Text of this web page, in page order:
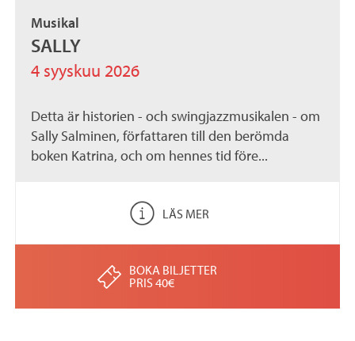
Musikal
SALLY
4 syyskuu 2026
Detta är historien - och swingjazzmusikalen - om
Sally Salminen, författaren till den berömda
boken Katrina, och om hennes tid före...
LÄS MER
BOKA BILJETTER
PRIS 40€